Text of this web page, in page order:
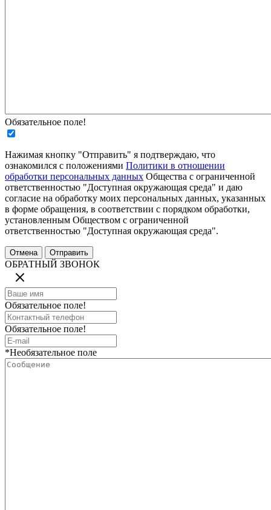
Обязательное поле!
Нажимая кнопку "Отправить" я подтверждаю, что
ознакомился с положениями Политики в отношении
обработки персональных данных Общества с ограниченной
ответственностью "Доступная окружающая среда" и даю
согласие на обработку моих персональных данных, указанных
в форме обращения, в соответствии с порядком обработки,
установленным Обществом с ограниченной
ответственностью "Доступная окружающая среда".
ОБРАТНЫЙ ЗВОНОК
Обязательное поле!
Обязательное поле!
*Необязательное поле